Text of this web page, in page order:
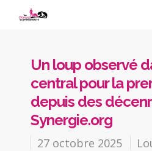
Un loup observé
central pour la
depuis des
Synergie.org
27 octobre 2025